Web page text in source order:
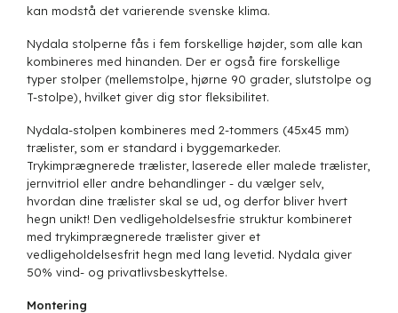
kan modstå det varierende svenske klima.
Nydala stolperne fås i fem forskellige højder, som alle kan
kombineres med hinanden. Der er også fire forskellige
typer stolper (mellemstolpe, hjørne 90 grader, slutstolpe og
T-stolpe), hvilket giver dig stor fleksibilitet.
Nydala-stolpen kombineres med 2-tommers (45x45 mm)
trælister, som er standard i byggemarkeder.
Trykimprægnerede trælister, laserede eller malede trælister,
jernvitriol eller andre behandlinger - du vælger selv,
hvordan dine trælister skal se ud, og derfor bliver hvert
hegn unikt! Den vedligeholdelsesfrie struktur kombineret
med trykimprægnerede trælister giver et
vedligeholdelsesfrit hegn med lang levetid. Nydala giver
50% vind- og privatlivsbeskyttelse.
Montering